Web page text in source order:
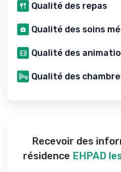
Qualité des repas
Qualité des soins
Qualité des
Qualité des
Recevoir des
résidence EHPAD